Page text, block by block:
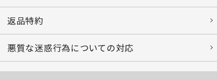
返品特約
悪質な迷惑行為についての対応